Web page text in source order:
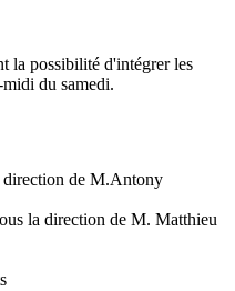
la possibilité d'intégrer les
du samedi.
direction de M.Antony
la direction de M. Matthieu